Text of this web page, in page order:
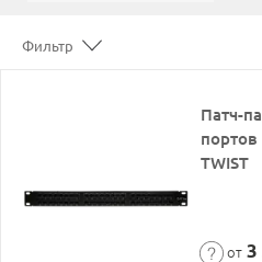
Фильтр
Патч-
портов
TWIST
от 3